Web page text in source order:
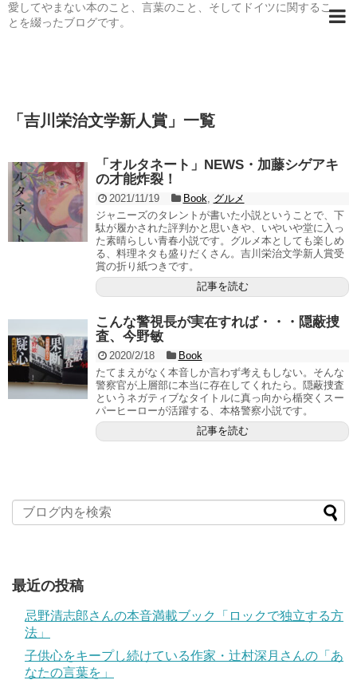
愛してやまない本のこと、言葉のこと、そしてドイツに関するこ
とを綴ったブログです。
「 吉川栄治文学新人賞 」 一覧
「オルタネート」NEWS・加藤シゲアキ
の才能炸裂！
2021/11/19 Book
グルメ
ジャニーズのタレントが書いた小説ということで、下
駄が履かされた評判かと思いきや、いやいや堂に入っ
た素晴らしい青春小説です。グルメ本としても楽しめ
る、料理ネタも盛りだくさん。吉川栄治文学新人賞受
賞の折り紙つきです。
記事を読む
こんな警視長が実在すれば・・・隠蔽捜
査、今野敏
2020/2/18
Book
たてまえがなく本音しか言わず考えもしない。そんな
警察官が上層部に本当に存在してくれたら。隠蔽捜査
というネガティブなタイトルに真っ向から楯突くスー
パーヒーローが活躍する、本格警察小説です。
記事を読む
最近の投稿
忌野清志郎さんの本音満載ブック「ロックで独立する方
法」
子供心をキープし続けている作家・辻村深月さんの「あ
なたの言葉を」